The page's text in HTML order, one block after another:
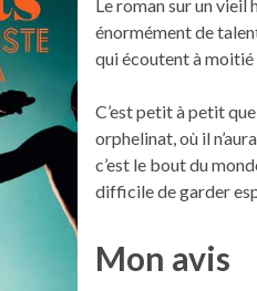
Le roman sur un vieil
énormément de
qui écoutent à
C’est petit à petit
orphelinat, où il
c’est le bout du
difficile de garder
Mon avis